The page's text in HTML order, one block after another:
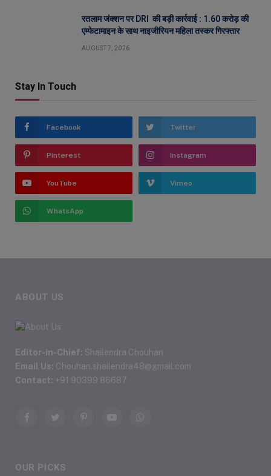
रतलाम जंक्शन पर DRI की बड़ी कार्रवाई : 1.60 करोड़ की
एम्फेटामाइन के साथ नाइजीरियन महिला तस्कर गिरफ्तार
AUGUST 7, 2026
Stay In Touch
Facebook Twitter
Pinterest Instagram
YouTube Vimeo
WhatsApp
ABOUT US
Editor-in-Chief: Shailendra Chouhan
Email Us: Chouhan.shailendra48@gmail.com
Contact: +91 90399 86687
FacebookTwitterPinterestYouTubeWhatsApp
OUR PICKS